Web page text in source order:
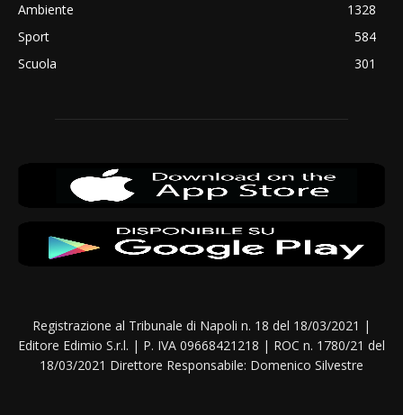
Ambiente
1328
Sport
584
Scuola
301
Registrazione al Tribunale di Napoli n. 18 del 18/03/2021 |
Editore Edimio S.r.l. | P. IVA 09668421218 | ROC n. 1780/21 del
18/03/2021 Direttore Responsabile: Domenico Silvestre